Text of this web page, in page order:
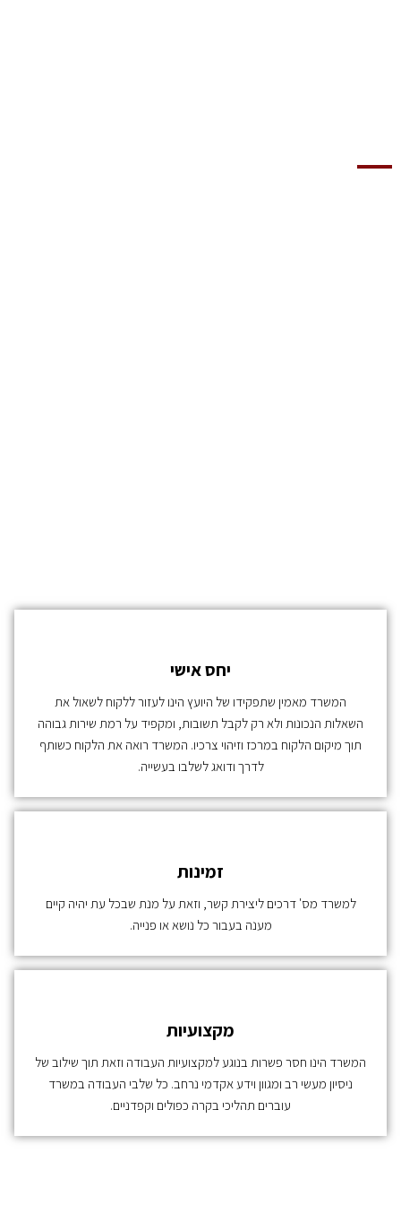
יחס אישי
המשרד מאמין שתפקידו של היועץ הינו לעזור ללקוח לשאול את
השאלות הנכונות ולא רק לקבל תשובות, ומקפיד על רמת שירות גבוהה
תוך מיקום הלקוח במרכז וזיהוי צרכיו. המשרד רואה את הלקוח כשותף
לדרך ודואג לשלבו בעשייה.
זמינות
למשרד מס' דרכים ליצירת קשר, וזאת על מנת שבכל עת יהיה קיים
מענה בעבור כל נושא או פנייה.
מקצועיות
המשרד הינו חסר פשרות בנוגע למקצועיות העבודה וזאת תוך שילוב של
ניסיון מעשי רב ומגוון וידע אקדמי נרחב. כל שלבי העבודה במשרד
עוברים תהליכי בקרה כפולים וקפדניים.